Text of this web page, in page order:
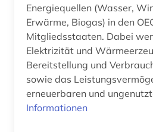
Energiequellen (Wasser,
Erwärme, Biogas) in den
Mitgliedsstaaten. Dabei
Elektrizität und
Bereitstellung und
sowie das
erneuerbaren und
Informationen